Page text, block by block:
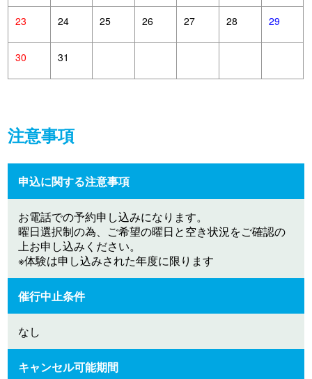
23 24 25 26 27 28 29
30 31
注意事項
申込に関する注意事項
お電話での予約申し込みになります。
曜日選択制の為、ご希望の曜日と空き状況をご確認の
上お申し込みください。
※体験は申し込みされた年度に限ります
催行中止条件
なし
キャンセル可能期間